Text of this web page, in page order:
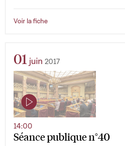
Voir la fiche
01 juin 2017
Séance publique n°40
14:00